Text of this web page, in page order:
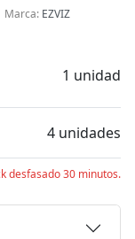
Marca: EZVIZ
1 unidad
4 unidades
desfasado 30 minutos.